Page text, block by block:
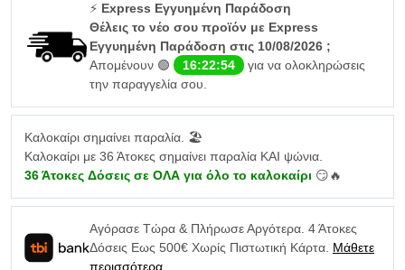
⚡ Express Εγγυημένη Παράδοση
Θέλεις το νέο σου προϊόν με Express
Εγγυημένη Παράδοση στις 10/08/2026 ;
Απομένουν 🟢
16:22:53
για να ολοκληρώσεις
την παραγγελία σου.
Καλοκαίρι σημαίνει παραλία. 🏖️
Καλοκαίρι με 36 Άτοκες σημαίνει παραλία ΚΑΙ ψώνια.
36 Άτοκες Δόσεις σε ΟΛΑ για όλο το καλοκαίρι 😏🔥
Αγόρασε Τώρα & Πλήρωσε Αργότερα. 4 Άτοκες
Δόσεις Εως 500€ Χωρίς Πιστωτική Κάρτα. Μάθετε
περισσότερα